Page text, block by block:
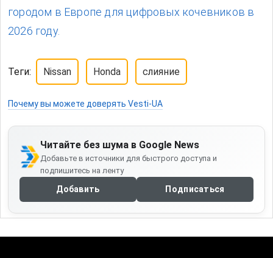
городом в Европе для цифровых кочевников в
2026 году.
Теги: Nissan Honda слияние
Почему вы можете доверять Vesti-UA
Читайте без шума в Google News
Добавьте в источники для быстрого доступа и
подпишитесь на ленту
Добавить Подписаться